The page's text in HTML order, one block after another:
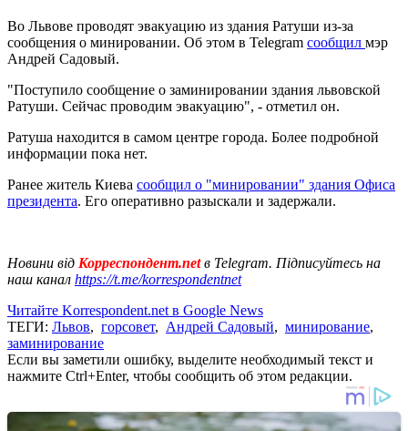
Во Львове проводят эвакуацию из здания Ратуши из-за
сообщения о минировании. Об этом в Telegram сообщил мэр
Андрей Садовый.
"Поступило сообщение о заминировании здания львовской
Ратуши. Сейчас проводим эвакуацию", - отметил он.
Ратуша находится в самом центре города. Более подробной
информации пока нет.
Ранее житель Киева сообщил о "минировании" здания Офиса
президента. Его оперативно разыскали и задержали.
Новини від Корреспондент.netв Telegram. Підписуйтесь на
наш канал https://t.me/korrespondentnet
Читайте Korrespondent.net в Google News
ТЕГИ: Львов, горсовет, Андрей Садовый, минирование,
заминирование
Если вы заметили ошибку, выделите необходимый текст и
нажмите Ctrl+Enter, чтобы сообщить об этом редакции.